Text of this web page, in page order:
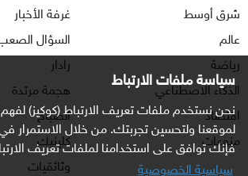
سياسة ملفات الارتباط
نحن نستخدم ملفات تعريف الارتباط (كوكيز)
لموقعنا ولتحسين تجربتك. من خلال الاستمرار
فإنك توافق على استخدامنا لملفات تعريف
سياسية الخصوصية
شرق أوسط
عالم
رياضة
الذكاء الاصطناعي
اقتصاد
منوعات
غرفة الأخبار
السؤال
رادار
هجمة مرتدة
الصباح
كلينيك
وثائقيات